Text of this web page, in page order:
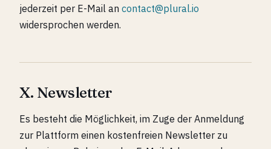
jederzeit per E-Mail an contact@plural.io
widersprochen werden.
X. Newsletter
Es besteht die Möglichkeit, im Zuge der Anmeldung
zur Plattform einen kostenfreien Newsletter zu